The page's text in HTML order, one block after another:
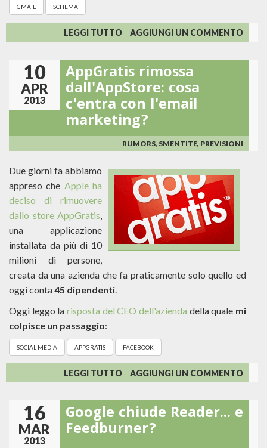
GMAIL SCHEMA
LEGGI TUTTO SU
2013:
INVESTE
SULL'EVOLUZIONE
DELL'EMAIL
CON
GMAIL
SCHEMAS!
AGGIUNGI UN COMMENTO
10
APR
2013
AppGratis rimossa
dall'AppStore: cosa
c'entra con l'email
marketing?
RUMORS, SMENTITE, PREVISIONI
Due giorni fa abbiamo
appreso che Apple ha
deciso di rimuovere
dallo store AppGratis,
una applicazione
installata da più di 10
milioni di persone,
creata da una azienda che fa praticamente solo quello ed
oggi conta45 dipendenti.
Oggi leggo la risposta del CEO dell'azienda della quale mi
colpisce un passaggio:
SOCIAL MEDIA APPGRATIS FACEBOOK
LEGGI TUTTO SU
APPGRATIS
DALL'APPSTORE:
COSA
C'ENTRA
AGGIUNGI UN COMMENTO
16
MAR
2013
Google chiude Reader... e
Feedburner?